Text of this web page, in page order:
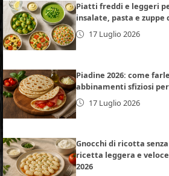
Piatti freddi e leggeri
insalate, pasta e zuppe
17 Luglio 2026
Piadine 2026: come
abbinamenti sfiziosi per
17 Luglio 2026
Gnocchi di ricotta
ricetta leggera e
2026